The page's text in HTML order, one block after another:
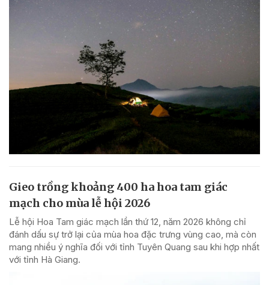
Gieo trồng khoảng 400 ha hoa tam giác
mạch cho mùa lễ hội 2026
Lễ hội Hoa Tam giác mạch lần thứ 12, năm 2026 không chỉ
đánh dấu sự trở lại của mùa hoa đặc trưng vùng cao, mà còn
mang nhiều ý nghĩa đối với tỉnh Tuyên Quang sau khi hợp nhất
với tỉnh Hà Giang.